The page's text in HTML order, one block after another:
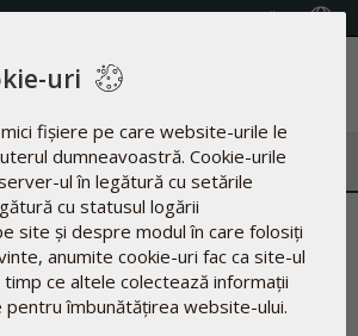
(+40) 21.316.06.54
uri
fișiere pe care website-urile le
dumneavoastră. Cookie-urile
ul în legătură cu setările
cu statusul logării
site și despre modul în care folosiți
anumite cookie-uri fac ca site-ul
ce altele colectează informații
îmbunătățirea website-ului.